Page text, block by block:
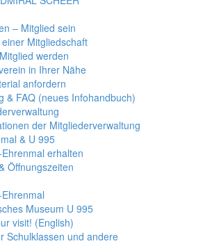
– Mitglied sein
Mitgliedschaft
werden
in Ihrer Nähe
anfordern
& FAQ (neues Infohandbuch)
der Mitgliederverwaltung
& U 995
erhalten
Öffnungszeiten
Museum U 995
visit! (English)
Schulklassen und andere